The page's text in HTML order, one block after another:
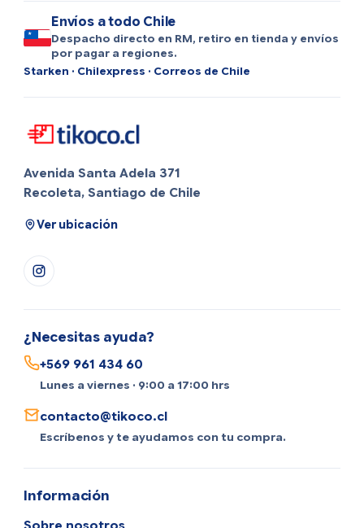
Envíos a todo Chile
Despacho directo en RM, retiro en tienda y envíos
por pagar a regiones.
Starken · Chilexpress · Correos de Chile
Avenida Santa Adela 371
Recoleta, Santiago de Chile
Ver ubicación
¿Necesitas ayuda?
+569 961 434 60
Lunes a viernes · 9:00 a 17:00 hrs
contacto@tikoco.cl
Escríbenos y te ayudamos con tu compra.
Información